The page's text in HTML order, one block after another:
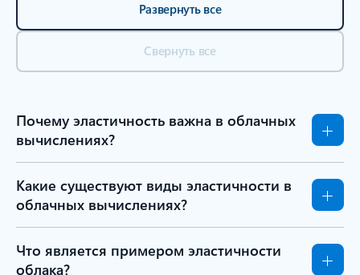
Развернуть все
Свернуть все
Почему эластичность важна в облачных
вычислениях?
Какие существуют виды эластичности в
облачных вычислениях?
Что является примером эластичности
облака?